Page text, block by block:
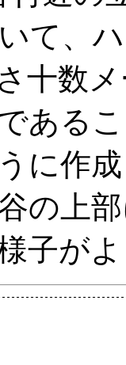
て、
十数
ある
に作
の上
子が